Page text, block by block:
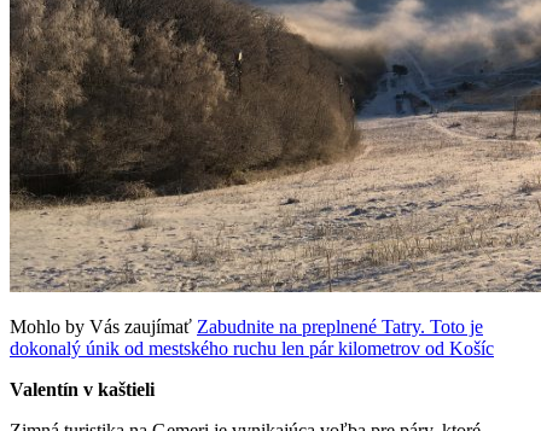
Mohlo by Vás zaujímať Zabudnite na preplnené Tatry. Toto je
dokonalý únik od mestského ruchu len pár kilometrov od Košíc
Valentín v kaštieli